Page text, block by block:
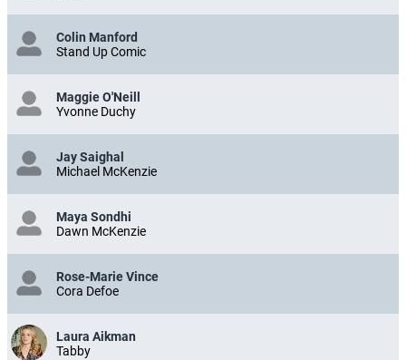
Colin Manford
Stand Up Comic
Maggie O'Neill
Yvonne Duchy
Jay Saighal
Michael McKenzie
Maya Sondhi
Dawn McKenzie
Rose-Marie Vince
Cora Defoe
Laura Aikman
Tabby